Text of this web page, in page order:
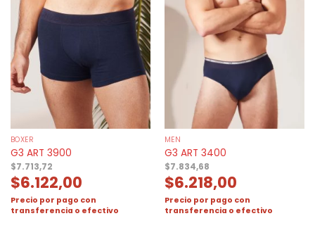
BOXER
G3 ART 3900
$7.713,72
$6.122,00
Precio por pago con
transferencia o efectivo
MEN
G3 ART 3400
$7.834,68
$6.218,00
Precio por pago con
transferencia o efectivo